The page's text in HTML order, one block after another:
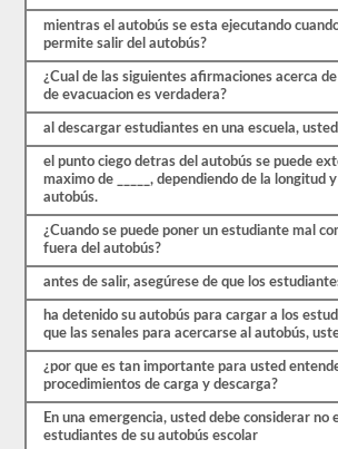
tendrá
que
obtener
puntaje
mejor
que
80%
(16
de
20)
para
examen
aprobación
autobús
Las
mientras el autobús se esta ejecutando
permite salir del autobús?
¿Cual de las siguientes afirmaciones acerca
de evacuacion es verdadera?
al descargar estudiantes en una escuela,
el punto ciego detras del autobús se puede
maximo de _____, dependiendo de la longitud
autobús.
¿Cuando se puede poner un estudiante mal
fuera del autobús?
antes de salir, asegúrese de que los
ha detenido su autobús para cargar a los
que las senales para acercarse al autobús,
¿por que es tan importante para usted
procedimientos de carga y descarga?
En una emergencia, usted debe considerar no
estudiantes de su autobús escolar